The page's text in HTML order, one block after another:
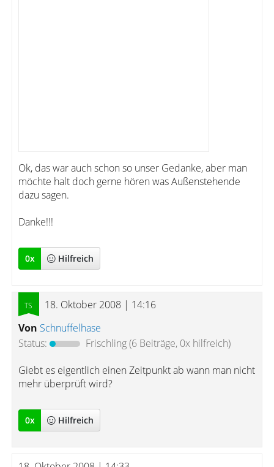
Ok, das war auch schon so unser Gedanke, aber man
möchte halt doch gerne hören was Außenstehende
dazu sagen.
Danke!!!
0x Hilfreich
18. Oktober 2008 | 14:16
Von Schnuffelhase
Status:
Frischling(6 Beiträge, 0x hilfreich)
Giebt es eigentlich einen Zeitpunkt ab wann man nicht
mehr überprüft wird?
0x Hilfreich